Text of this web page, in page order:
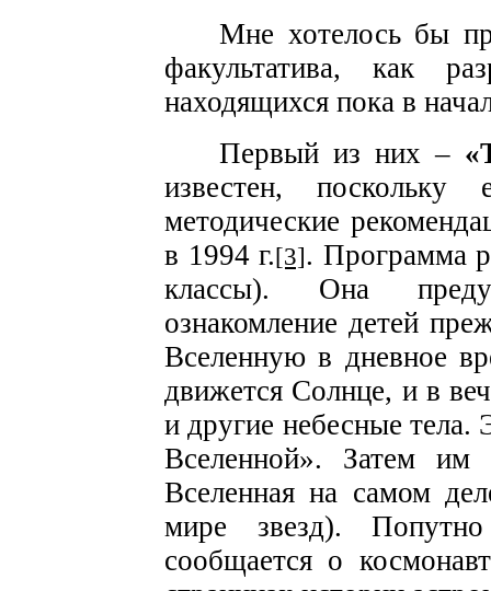
Мне хотелось бы
факультатива, как
находящихся пока в
Первый из них –
известен,
методические
в 1994 г.[3]. Программа
классы). Она
ознакомление детей
Вселенную в дневное
движется Солнце, и в
и другие небесные тела.
Вселенной». Затем им
Вселенная на самом
мире звезд).
сообщается о